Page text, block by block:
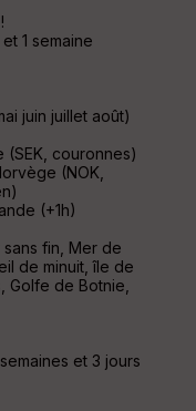
S
e
1 semaine
juin juillet août)
couronnes)
(NOK,
(+1h)
fin, Mer de
de minuit, île de
Golfe de Botnie,
et 3 jours